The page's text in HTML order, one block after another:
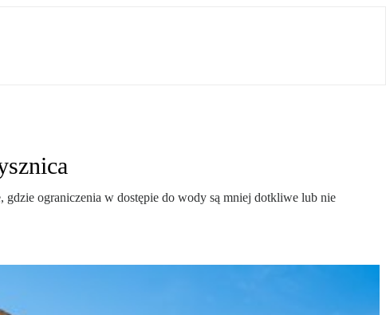
ograniczenia w dostępie do wody są mniej dotkliwe lub nie